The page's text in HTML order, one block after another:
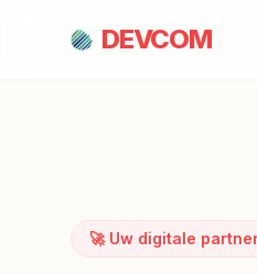
DEVCOM
🚀 Uw digitale